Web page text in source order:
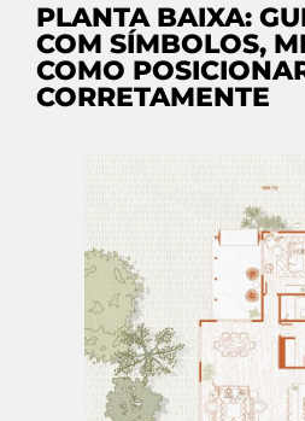
PLANTA BAIXA:
COM SÍMBOLOS,
COMO
CORRETAMENTE